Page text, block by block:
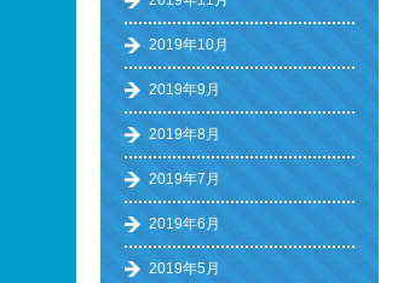
2019年10月
2019年9月
2019年8月
2019年7月
2019年6月
2019年5月